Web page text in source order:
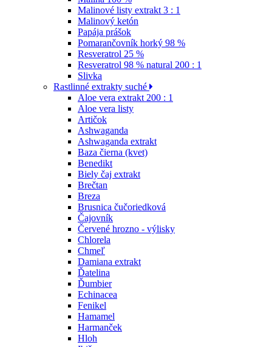
Malinové listy extrakt 3 : 1
Malinový ketón
Papája prášok
Pomarančovník horký 98 %
Resveratrol 25 %
Resveratrol 98 % natural 200 : 1
Slivka
Rastlinné extrakty suché
Aloe vera extrakt 200 : 1
Aloe vera listy
Artičok
Ashwaganda
Ashwaganda extrakt
Baza čierna (kvet)
Benedikt
Biely čaj extrakt
Brečtan
Breza
Brusnica čučoriedková
Čajovník
Červené hrozno - výlisky
Chlorela
Chmeľ
Damiana extrakt
Ďatelina
Ďumbier
Echinacea
Fenikel
Hamamel
Harmanček
Hloh